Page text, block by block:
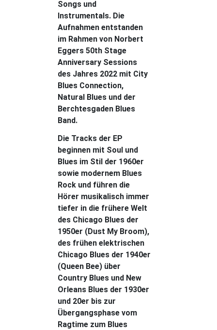
Songs und
Instrumentals. Die
Aufnahmen entstanden
im Rahmen von Norbert
Eggers 50th Stage
Anniversary Sessions
des Jahres 2022 mit City
Blues Connection,
Natural Blues und der
Berchtesgaden Blues
Band.
Die Tracks der EP
beginnen mit Soul und
Blues im Stil der 1960er
sowie modernem Blues
Rock und führen die
Hörer musikalisch immer
tiefer in die frühere Welt
des Chicago Blues der
1950er (Dust My Broom),
des frühen elektrischen
Chicago Blues der 1940er
(Queen Bee) über
Country Blues und New
Orleans Blues der 1930er
und 20er bis zur
Übergangsphase vom
Ragtime zum Blues